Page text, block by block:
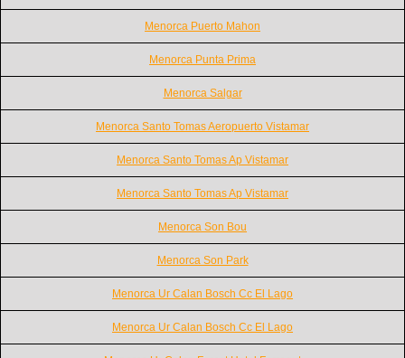
Menorca Puerto Mahon
Menorca Punta Prima
Menorca Salgar
Menorca Santo Tomas Aeropuerto Vistamar
Menorca Santo Tomas Ap Vistamar
Menorca Santo Tomas Ap Vistamar
Menorca Son Bou
Menorca Son Park
Menorca Ur Calan Bosch Cc El Lago
Menorca Ur Calan Bosch Cc El Lago